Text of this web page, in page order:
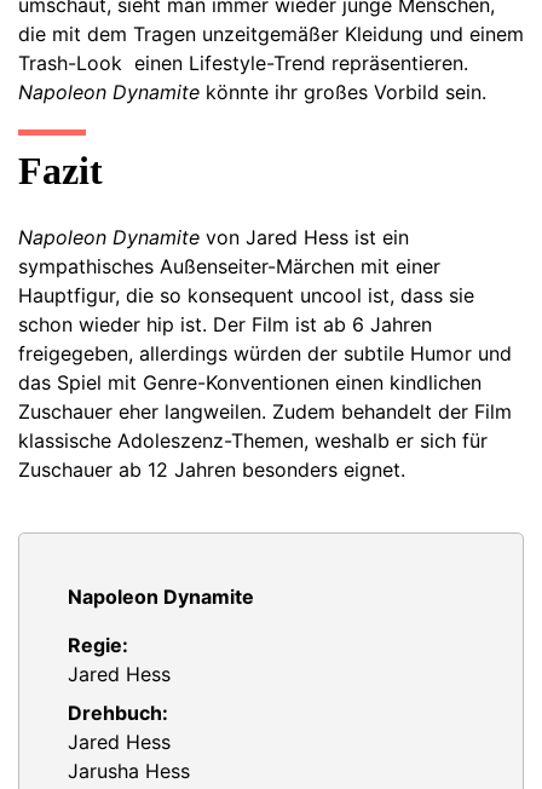
die mit dem Tragen unzeitgemäßer Kleidung und einem
Trash-Look einen Lifestyle-Trend repräsentieren.
Napoleon Dynamite könnte ihr großes Vorbild sein.
Fazit
Napoleon Dynamite von Jared Hess ist ein
sympathisches Außenseiter-Märchen mit einer
Hauptfigur, die so konsequent uncool ist, dass sie
schon wieder hip ist. Der Film ist ab 6 Jahren
freigegeben, allerdings würden der subtile Humor und
das Spiel mit Genre-Konventionen einen kindlichen
Zuschauer eher langweilen. Zudem behandelt der Film
klassische Adoleszenz-Themen, weshalb er sich für
Zuschauer ab 12 Jahren besonders eignet.
Napoleon Dynamite
Regie:
Jared Hess
Drehbuch:
Jared Hess
Jarusha Hess